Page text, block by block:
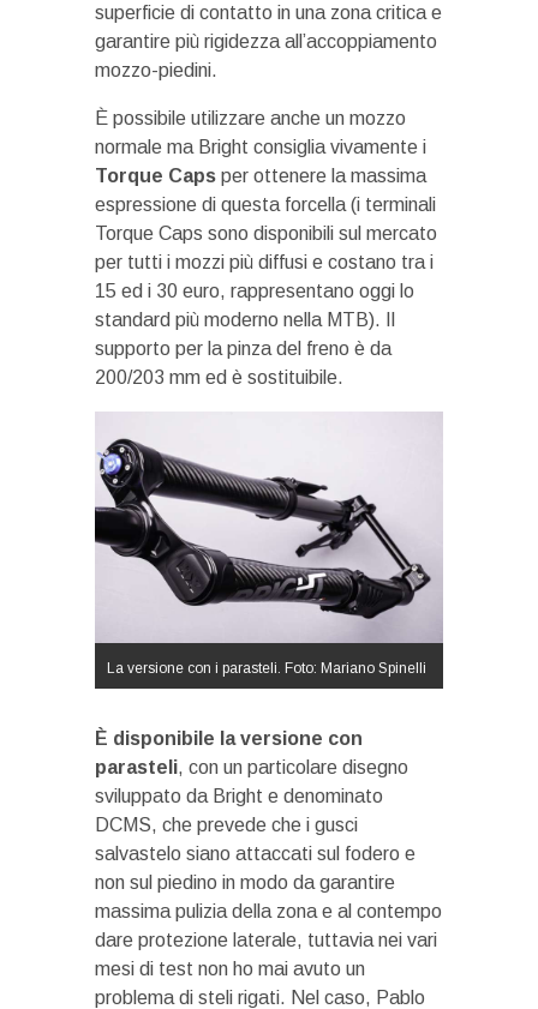
superficie di contatto in una zona critica e
garantire più rigidezza all’accoppiamento
mozzo-piedini.
È possibile utilizzare anche un mozzo
normale ma Bright consiglia vivamente i
Torque Caps per ottenere la massima
espressione di questa forcella (i terminali
Torque Caps sono disponibili sul mercato
per tutti i mozzi più diffusi e costano tra i
15 ed i 30 euro, rappresentano oggi lo
standard più moderno nella MTB). Il
supporto per la pinza del freno è da
200/203 mm ed è sostituibile.
La versione con i parasteli. Foto: Mariano Spinelli
È disponibile la versione con
parasteli, con un particolare disegno
sviluppato da Bright e denominato
DCMS, che prevede che i gusci
salvastelo siano attaccati sul fodero e
non sul piedino in modo da garantire
massima pulizia della zona e al contempo
dare protezione laterale, tuttavia nei vari
mesi di test non ho mai avuto un
problema di steli rigati. Nel caso, Pablo